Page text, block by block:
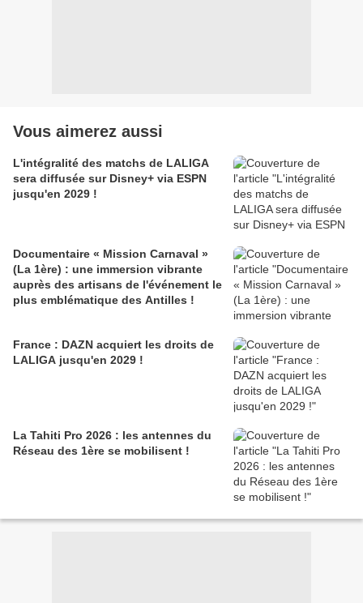
Vous aimerez aussi
L'intégralité des matchs de LALIGA
sera diffusée sur Disney+ via ESPN
jusqu'en 2029 !
Documentaire « Mission Carnaval »
(La 1ère) : une immersion vibrante
auprès des artisans de l'événement le
plus emblématique des Antilles !
France : DAZN acquiert les droits de
LALIGA jusqu'en 2029 !
La Tahiti Pro 2026 : les antennes du
Réseau des 1ère se mobilisent !